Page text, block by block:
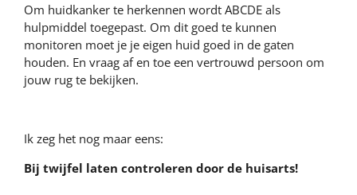
Om huidkanker te herkennen wordt ABCDE als
hulpmiddel toegepast. Om dit goed te kunnen
monitoren moet je je eigen huid goed in de gaten
houden. En vraag af en toe een vertrouwd persoon om
jouw rug te bekijken.
Ik zeg het nog maar eens:
Bij twijfel laten controleren door de huisarts!